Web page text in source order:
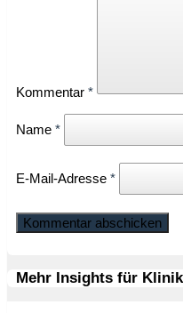
Kommentar *
Name *
E-Mail-Adresse *
Mehr Insights für